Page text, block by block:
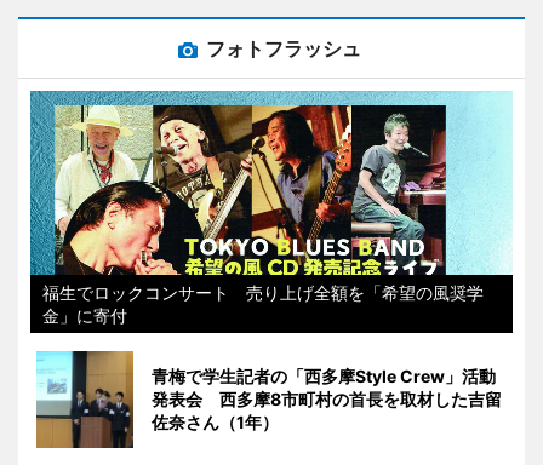
フォトフラッシュ
福生でロックコンサート 売り上げ全額を「希望の風奨学
金」に寄付
青梅で学生記者の「西多摩Style Crew」活動
発表会 西多摩8市町村の首長を取材した吉留
佐奈さん（1年）